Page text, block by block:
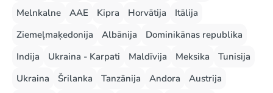
Melnkalne
AAE Kipra Horvātija
Itālija
Ziemeļmaķedonija
Albānija
Dominikānas republika
Indija
Ukraina - Karpati Maldīvija Meksika
Tunisija
Ukraina
Šrilanka Tanzānija Andora
Austrija